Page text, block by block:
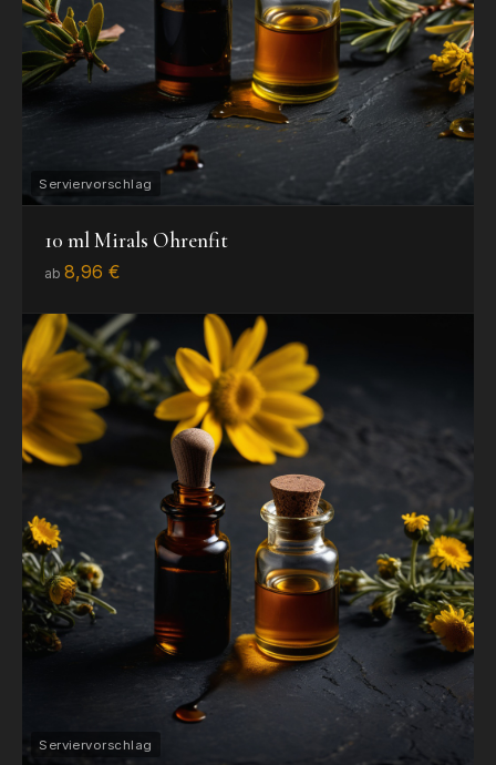
10 ml Mirals Ohrenfit
ab 8,96 €